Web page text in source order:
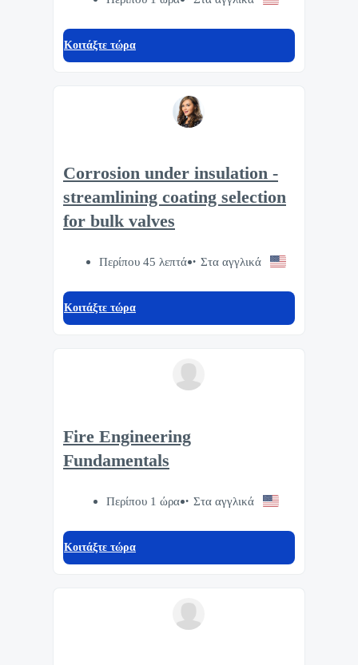
Κοιτάξτε τώρα
Corrosion under insulation -
streamlining coating selection
for bulk valves
Περίπου 45 λεπτά Στα αγγλικά
Κοιτάξτε τώρα
Fire Engineering
Fundamentals
Περίπου 1 ώρα Στα αγγλικά
Κοιτάξτε τώρα